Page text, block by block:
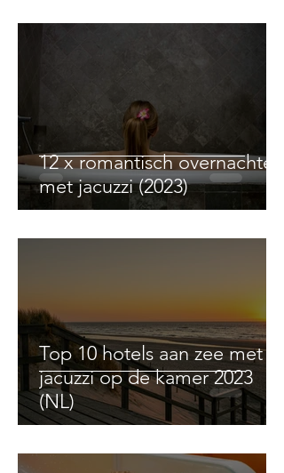
12 x romantisch overnachten
met jacuzzi (2023)
Top 10 hotels aan zee met
jacuzzi op de kamer 2023
(NL)